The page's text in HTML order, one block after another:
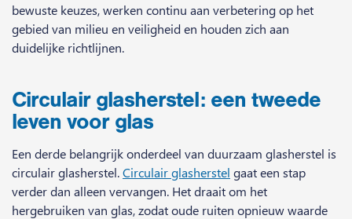
bewuste keuzes, werken continu aan verbetering op het
gebied van milieu en veiligheid en houden zich aan
duidelijke richtlijnen.
Circulair glasherstel: een tweede
leven voor glas
Een derde belangrijk onderdeel van duurzaam glasherstel is
circulair glasherstel.Circulair glasherstel gaat een stap
verder dan alleen vervangen. Het draait om het
hergebruiken van glas, zodat oude ruiten opnieuw waarde